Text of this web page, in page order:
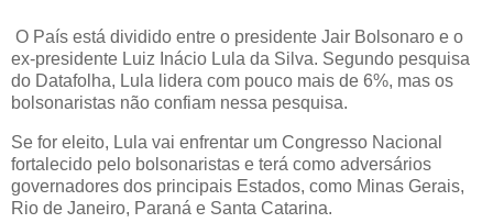
O País está dividido entre o presidente Jair Bolsonaro e o
ex-presidente Luiz Inácio Lula da Silva. Segundo pesquisa
do Datafolha, Lula lidera com pouco mais de 6%, mas os
bolsonaristas não confiam nessa pesquisa.
Se for eleito, Lula vai enfrentar um Congresso Nacional
fortalecido pelo bolsonaristas e terá como adversários
governadores dos principais Estados, como Minas Gerais,
Rio de Janeiro, Paraná e Santa Catarina.